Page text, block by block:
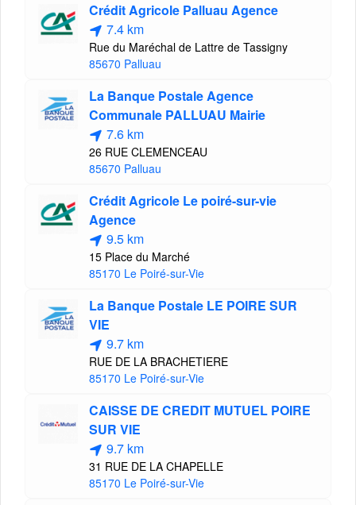
Crédit Agricole Palluau Agence
7.4 km
Rue du Maréchal de Lattre de Tassigny
85670 Palluau
La Banque Postale Agence
Communale PALLUAU Mairie
7.6 km
26 RUE CLEMENCEAU
85670 Palluau
Crédit Agricole Le poiré-sur-vie
Agence
9.5 km
15 Place du Marché
85170 Le Poiré-sur-Vie
La Banque Postale LE POIRE SUR
VIE
9.7 km
RUE DE LA BRACHETIERE
85170 Le Poiré-sur-Vie
CAISSE DE CREDIT MUTUEL POIRE
SUR VIE
9.7 km
31 RUE DE LA CHAPELLE
85170 Le Poiré-sur-Vie